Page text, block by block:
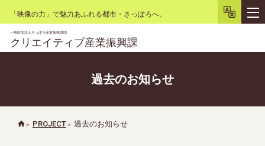
「映像の力」で魅力あふれる都市・さっぽろへ。
一般財団法人さっぽろ産業振興財団
クリエイティブ産業振興課
過去のお知らせ
PROJECT 過去のお知らせ